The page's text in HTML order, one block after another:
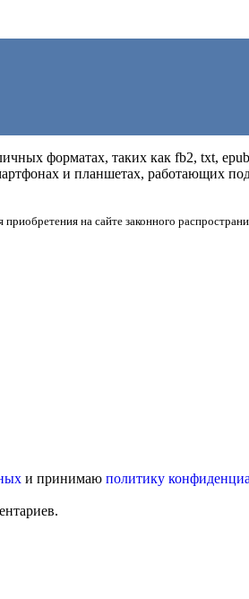
форматах, таких как fb2, txt,
и планшетах, работающих
на сайте законного
и принимаю политику